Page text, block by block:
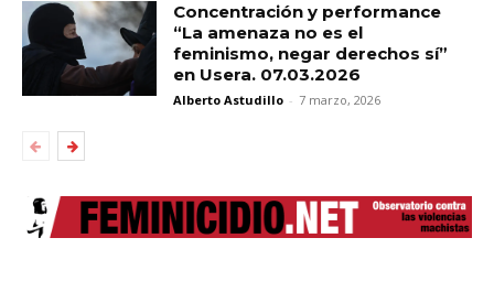
Concentración y performance
“La amenaza no es el
feminismo, negar derechos sí”
en Usera. 07.03.2026
Alberto Astudillo - 7 marzo, 2026